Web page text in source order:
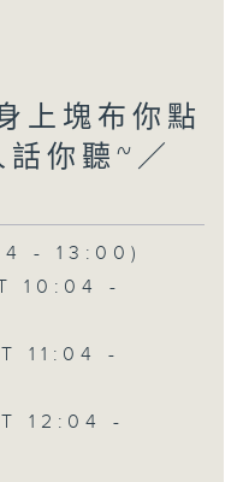
上塊布你點
你聽~／
- 13:00)
10:04 -
11:04 -
12:04 -